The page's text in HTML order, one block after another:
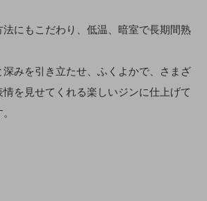
法にもこだわり、低温、暗室で長期間熟
深みを引き立たせ、ふくよかで、さまざ
情を見せてくれる楽しいジンに仕上げて